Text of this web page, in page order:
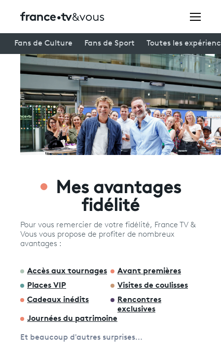
connexion
Avantages fidélité
Creators
À la une
Participer et assister à une émission
Productions et innovation
Fans de Culture Fans de Sport Toutes les
Mes avantages
fidélité
Pour vous remercier de votre fidélité, France TV &
Vous vous propose de profiter de nombreux
avantages :
Accès aux tournages
Avant premières
Places VIP
Visites de coulisses
Cadeaux inédits
Rencontres
exclusives
Journées du patrimoine
Et beaucoup d'autres surprises...